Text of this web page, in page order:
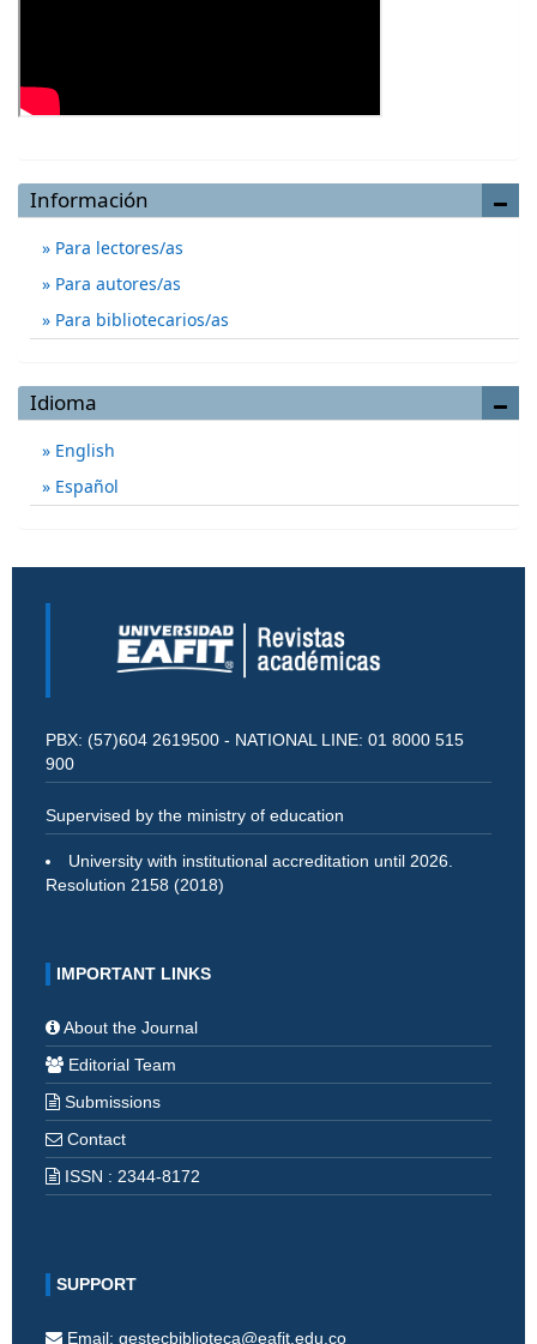
Información
Para lectores/as
Para autores/as
Para bibliotecarios/as
Idioma
English
Español
PBX: (57)604 2619500 - NATIONAL LINE: 01 8000 515
900
Supervised by the ministry of education
University with institutional accreditation until 2026.
Resolution 2158 (2018)
IMPORTANT LINKS
About the Journal
Editorial Team
Submissions
Contact
ISSN : 2344-8172
SUPPORT
Email: gestecbiblioteca@eafit.edu.co